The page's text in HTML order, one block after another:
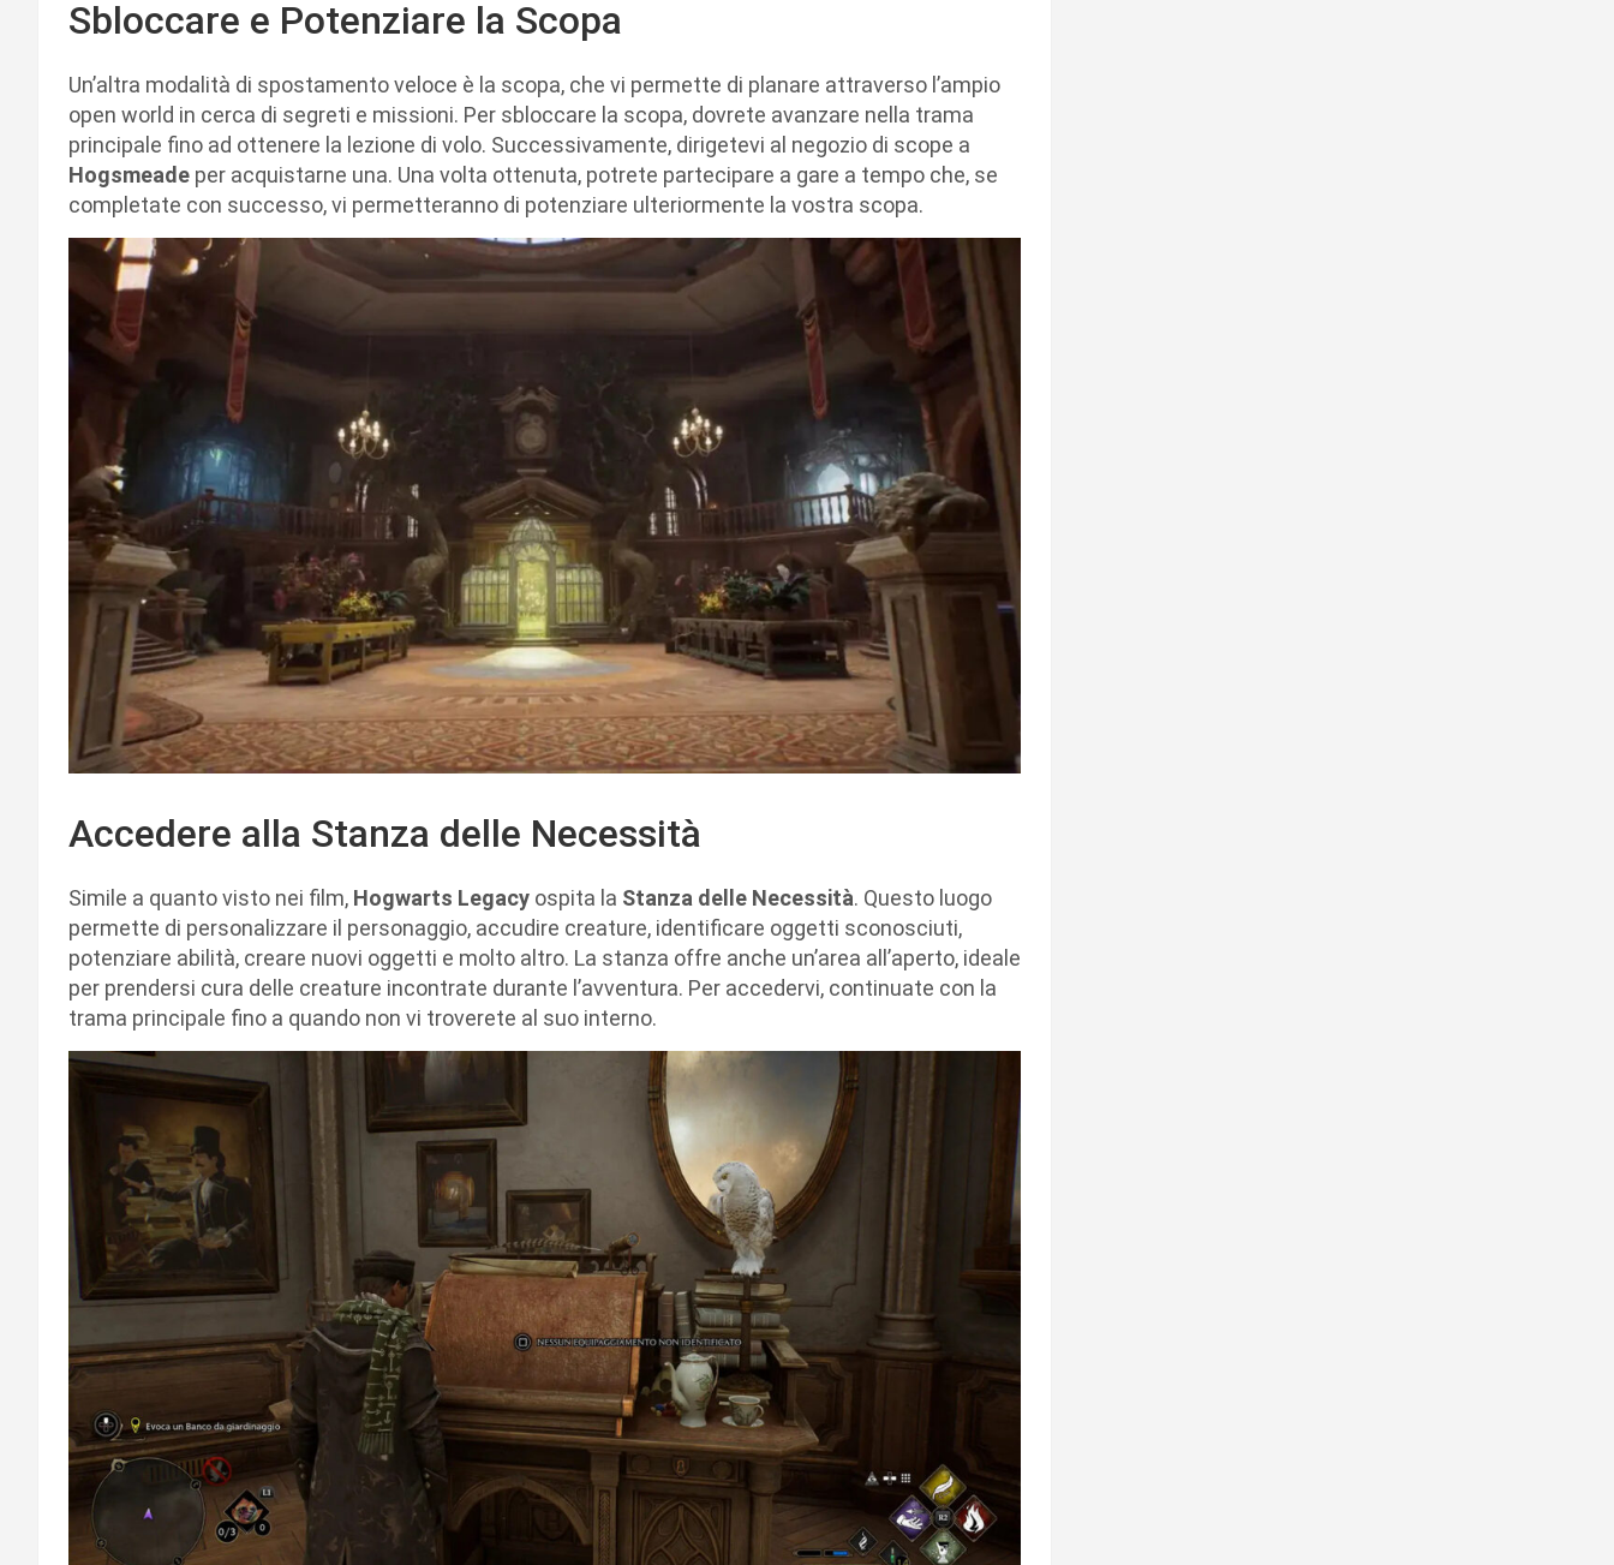
Sbloccare e Potenziare la Scopa
Un’altra modalità di spostamento veloce è la scopa, che vi permette di planare attraverso l’ampio
open world in cerca di segreti e missioni. Per sbloccare la scopa, dovrete avanzare nella trama
principale fino ad ottenere la lezione di volo. Successivamente, dirigetevi al negozio di scope a
Hogsmeade per acquistarne una. Una volta ottenuta, potrete partecipare a gare a tempo che, se
completate con successo, vi permetteranno di potenziare ulteriormente la vostra scopa.
Accedere alla Stanza delle Necessità
Simile a quanto visto nei film, Hogwarts Legacy ospita la Stanza delle Necessità. Questo luogo
permette di personalizzare il personaggio, accudire creature, identificare oggetti sconosciuti,
potenziare abilità, creare nuovi oggetti e molto altro. La stanza offre anche un’area all’aperto, ideale
per prendersi cura delle creature incontrate durante l’avventura. Per accedervi, continuate con la
trama principale fino a quando non vi troverete al suo interno.